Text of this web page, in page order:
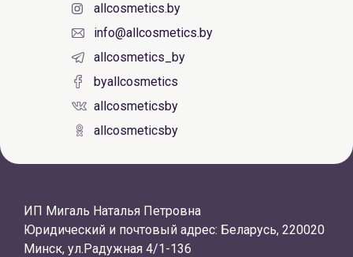
allcosmetics.by
info@allcosmetics.by
allcosmetics_by
byallcosmetics
allcosmeticsby
allcosmeticsby
ИП Мигаль Наталья Петровна
Юридический и почтовый адрес: Беларусь, 220020
Минск, ул.Радужная 4/1-136